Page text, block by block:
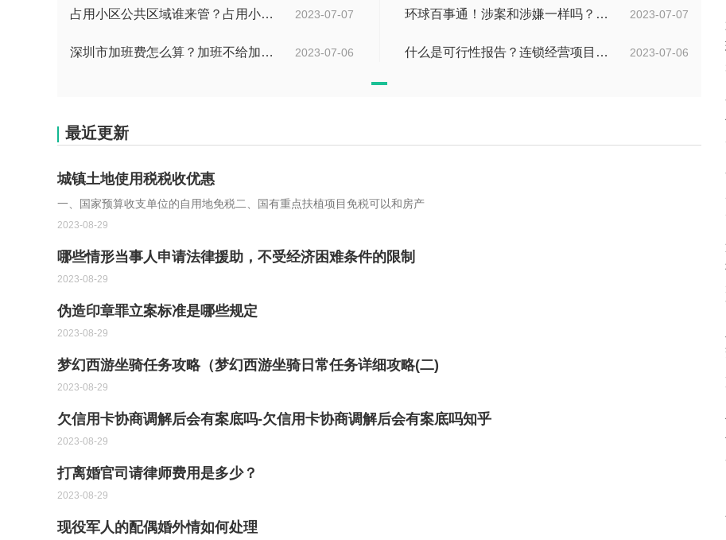
2023-07-07
占用小区公共区域谁来管？占用小区公共区域违法吗？ 2023-07-07
环球百事通！涉案和涉嫌一样吗？涉案金额多少可以立案？
2023-07-06
深圳市加班费怎么算？加班不给加班费应该怎么办？ 2023-07-06
什么是可行性报告？连锁经营项目概况都有哪些内容？ 环球观察
最近更新
城镇土地使用税税收优惠
一、国家预算收支单位的自用地免税二、国有重点扶植项目免税可以和房产
2023-08-29
哪些情形当事人申请法律援助，不受经济困难条件的限制
2023-08-29
伪造印章罪立案标准是哪些规定
2023-08-29
梦幻西游坐骑任务攻略（梦幻西游坐骑日常任务详细攻略(二)
2023-08-29
欠信用卡协商调解后会有案底吗-欠信用卡协商调解后会有案底吗知乎
2023-08-29
打离婚官司请律师费用是多少？
2023-08-29
现役军人的配偶婚外情如何处理